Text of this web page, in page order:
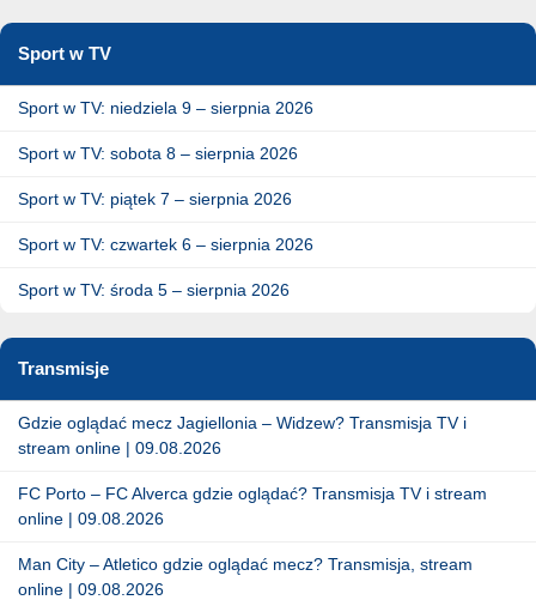
Sport w TV
Sport w TV: niedziela 9 – sierpnia 2026
Sport w TV: sobota 8 – sierpnia 2026
Sport w TV: piątek 7 – sierpnia 2026
Sport w TV: czwartek 6 – sierpnia 2026
Sport w TV: środa 5 – sierpnia 2026
Transmisje
Gdzie oglądać mecz Jagiellonia – Widzew? Transmisja TV i
stream online | 09.08.2026
FC Porto – FC Alverca gdzie oglądać? Transmisja TV i stream
online | 09.08.2026
Man City – Atletico gdzie oglądać mecz? Transmisja, stream
online | 09.08.2026